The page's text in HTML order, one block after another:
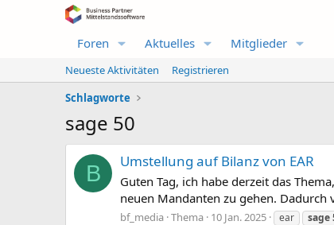
Foren Aktuelles Mitglieder
Neueste Aktivitäten
Registrieren
Schlagworte
sage 50
B Umstellung auf Bilanz von EAR
Guten Tag, ich habe derzeit das
neuen Mandanten zu gehen.
bf_media Thema 10 Jan. 2025 ear sage